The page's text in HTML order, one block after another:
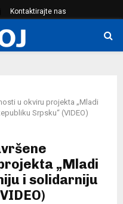
Kontaktirajte nas
u okviru projekta „Mladi
Srpsku“ (VIDEO)
„Mladi
i solidarniju